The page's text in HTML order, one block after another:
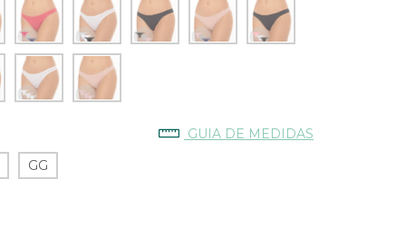
GUIA DE MEDIDAS
GG